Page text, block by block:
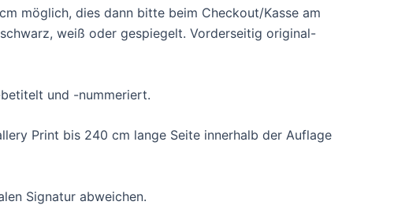
möglich, dies dann bitte beim Checkout/Kasse am
weiß oder gespiegelt. Vorderseitig original-
und -nummeriert.
Print bis 240 cm lange Seite innerhalb der Auflage
Signatur abweichen.